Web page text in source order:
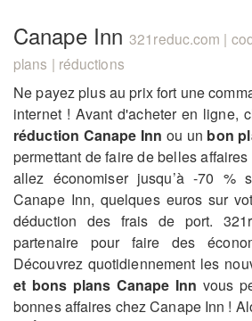
Canape Inn321reduc.com |
plans | réductions
Ne payez plus au prix fort une
internet ! Avant d'acheter en ligne,
réduction Canape Inn ou un bon
permettant de faire de belles
allez économiser jusqu’à -70 %
Canape Inn, quelques euros sur
déduction des frais de port.
partenaire pour faire des
Découvrez quotidiennement les
et bons plans Canape Inn vous
bonnes affaires chez Canape Inn !